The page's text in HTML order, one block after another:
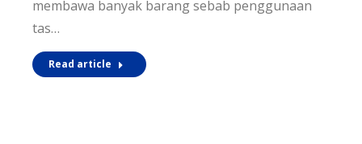
membawa banyak barang sebab penggunaan
tas…
Read article